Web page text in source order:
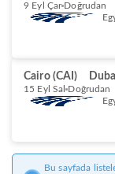
9 Eyl Çar Doğrudan
Cairo (CAI)
15 Eyl Sal Doğrudan
Bu sayfada